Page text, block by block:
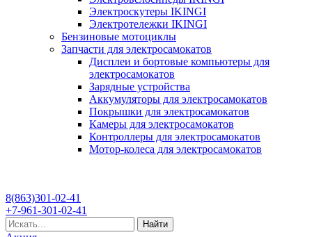
Электроскутеры IKINGI
Электротележки IKINGI
Бензиновые мотоциклы
Запчасти для электросамокатов
Дисплеи и бортовые компьютеры для
электросамокатов
Зарядные устройства
Аккумуляторы для электросамокатов
Покрышки для электросамокатов
Камеры для электросамокатов
Контроллеры для электросамокатов
Мотор-колеса для электросамокатов
8(863)301-02-41
+7-961-301-02-41
Найти